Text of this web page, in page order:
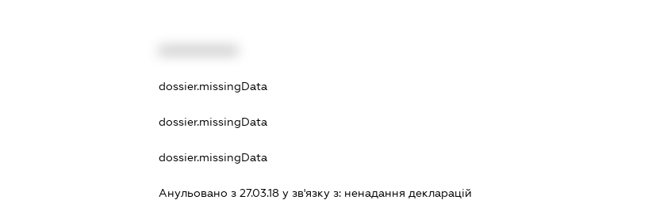
dossier.missingData
dossier.missingData
dossier.missingData
Анульовано з 27.03.18 у зв'язку з: ненадання декларацiй